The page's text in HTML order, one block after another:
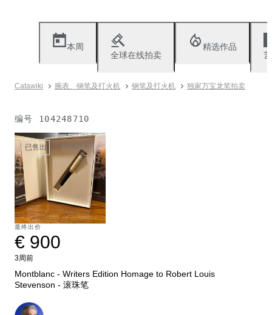
本周
全球在线拍卖
精选作品
Catawiki 腕表、钢笔及打火机 钢笔及打火机 独家万宝龙笔拍卖
编号 104248710
已售出
最终出价
€ 900
3周前
Montblanc - Writers Edition Homage to Robert Louis
Stevenson - 滚珠笔